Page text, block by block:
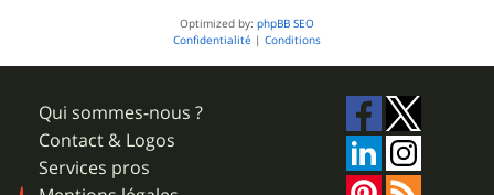
Optimized by: phpBB SEO
Confidentialité | Conditions
Qui sommes-nous ?
Contact & Logos
Services pros